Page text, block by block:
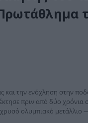
και την ενόχληση στην
πριν από δύο χρόνια
ολυμπιακό μετάλλιο —